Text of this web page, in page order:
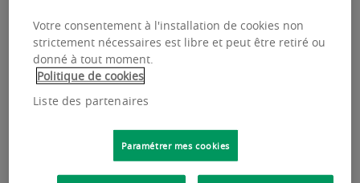
PAN-EUROPEAN 16 FEBRUARY 2026
BNP Paribas Real Estate announce la mise
en place d'une nouvelle gouvernance pour
accompagner sa stratégie de
Thierry Laroue-Pont est nommé Président
Exécutif et Jean-Maxime Jouis est nommé Chief
Votre consentement à l'installation de cookies non
strictement nécessaires est libre et peut être retiré ou
donné à tout moment.
Politique de cookies
Liste des partenaires
Paramétrer mes cookies